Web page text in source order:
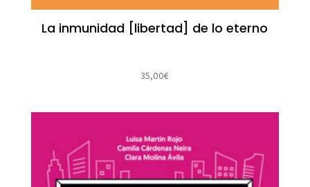
La inmunidad [libertad] de lo eterno
35,00€